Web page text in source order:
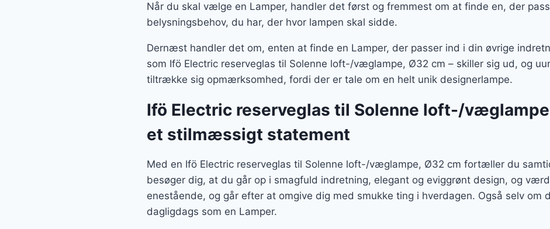
Når du skal vælge en Lamper, handler det først og fremmest om at finde en, der
belysningsbehov, du har, der hvor lampen skal sidde.
Dernæst handler det om, enten at finde en Lamper, der passer ind i din øvrige
som Ifö Electric reserveglas til Solenne loft-/væglampe, Ø32 cm – skiller sig ud, og
tiltrække sig opmærksomhed, fordi der er tale om en helt unik designerlampe.
Ifö Electric reserveglas til Solenne loft-/
et stilmæssigt statement
Med en Ifö Electric reserveglas til Solenne loft-/væglampe, Ø32 cm fortæller du
besøger dig, at du går op i smagfuld indretning, elegant og eviggrønt design, og
enestående, og går efter at omgive dig med smukke ting i hverdagen. Også selv om
dagligdags som en Lamper.